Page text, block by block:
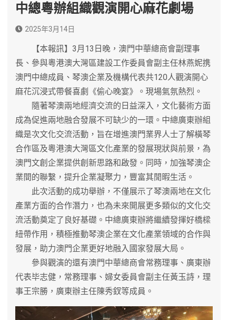
中總粵辦組織觀演開心麻花劇場
2025年3月14日
【本報訊】3月13日晚，澳門中華總商會副理事
長、參與粵港澳大灣區建設工作委員會副主任林燕妮携
澳門中總成員、琴澳企業及機構代表共120人觀演開心
麻花沉浸式帶餐喜劇《偷心晚宴》。現場氣氛熱烈。
隨著琴澳兩地經濟交流的日益深入，文化藝術方面
成為促進兩地融合發展不可缺少的一環。中總廣東辦組
織是次文化交流活動，旨在增進澳門業界人士了解橫琴
合作區及粵港澳大灣區文化產業的發展現狀與前景，為
澳門文創企業提供創新思路和啟發。同時，加強琴澳企
業間的聯繫，提升企業凝聚力，豐富其閒暇生活。
此次活動的成功舉辦，不僅展示了琴澳兩地在文化
產業方面的合作潛力，也為未來開展更多類似的文化交
流活動奠定了良好基礎。中總廣東辦將繼續發揮好橋樑
紐帶作用，積極推動琴澳企業在文化產業領域的合作與
發展，助力澳門企業更好地融入國家發展大局。
參與觀演的還有澳門中華總商會常務理事、廣東辦
代表毕志健，常務理事、婦女委員會副主任黃玉詩，理
事王宗勝，廣東辦主任陳秀釵等成員。